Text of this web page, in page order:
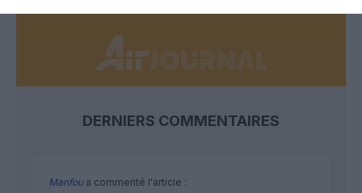
DERNIERS COMMENTAIRES
Manfoua commenté l'article :